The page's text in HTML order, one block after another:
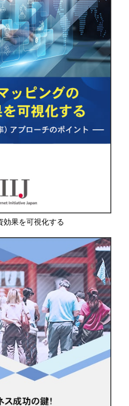
効果を可視化する